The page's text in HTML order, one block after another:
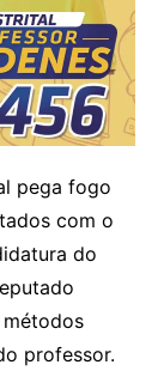
pega fogo
com o
do
professor.